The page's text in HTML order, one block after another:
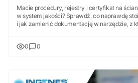
Macie procedury, rejestry i certyfikat na
w system jakości? Sprawdź, co naprawdę
i jak zamienić dokumentację w narzędzie, z
0
0